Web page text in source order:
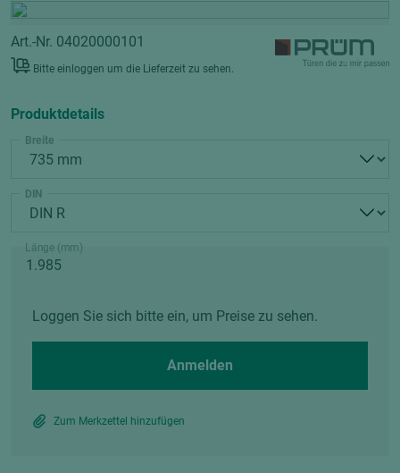
Art.-Nr. 04020000101
Bitte einloggen um die Lieferzeit zu sehen.
Produktdetails
Breite
DIN
Länge (mm)
Loggen Sie sich bitte ein, um Preise zu sehen.
Anmelden
Zum Merkzettel hinzufügen